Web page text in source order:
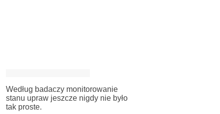
Według badaczy monitorowanie
stanu upraw jeszcze nigdy nie było
tak proste.